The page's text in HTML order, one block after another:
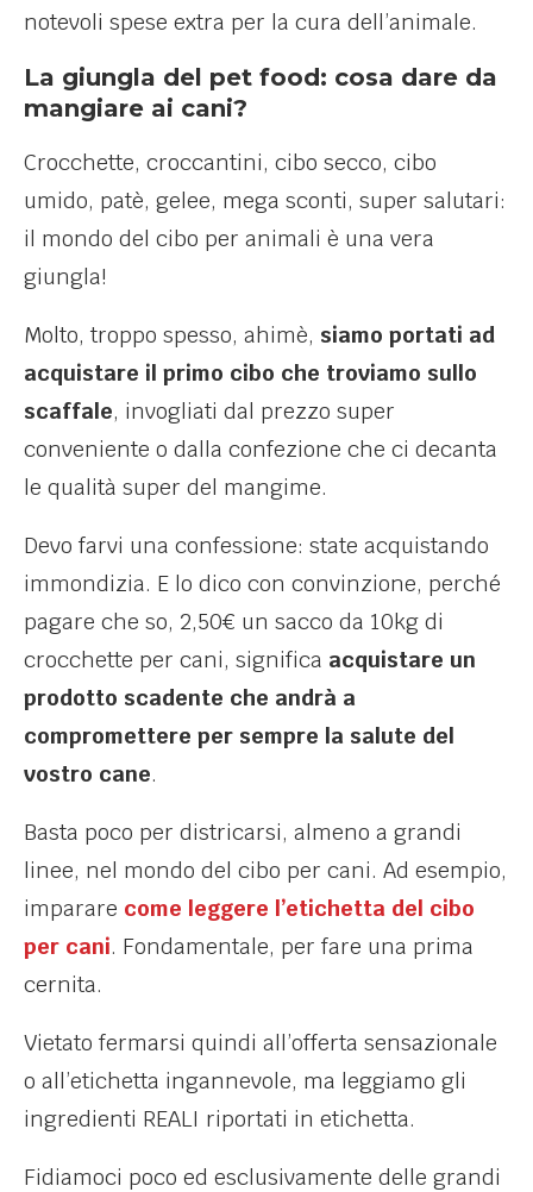
notevoli spese extra per la cura dell’animale.
La giungla del pet food: cosa dare da
mangiare ai cani?
Crocchette, croccantini, cibo secco, cibo
umido, patè, gelee, mega sconti, super salutari:
il mondo del cibo per animali è una vera
giungla!
Molto, troppo spesso, ahimè, siamo portati ad
acquistare il primo cibo che troviamo sullo
scaffale, invogliati dal prezzo super
conveniente o dalla confezione che ci decanta
le qualità super del mangime.
Devo farvi una confessione: state acquistando
immondizia. E lo dico con convinzione, perché
pagare che so, 2,50€ un sacco da 10kg di
crocchette per cani, significa acquistare un
prodotto scadente che andrà a
compromettere per sempre la salute del
vostro cane.
Basta poco per districarsi, almeno a grandi
linee, nel mondo del cibo per cani. Ad esempio,
imparare come leggere l’etichetta del cibo
per cani. Fondamentale, per fare una prima
cernita.
Vietato fermarsi quindi all’offerta sensazionale
o all’etichetta ingannevole, ma leggiamo gli
ingredienti REALI riportati in etichetta.
Fidiamoci poco ed esclusivamente delle grandi